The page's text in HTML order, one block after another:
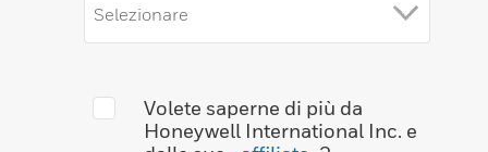
Volete saperne di più da
Honeywell International Inc. e